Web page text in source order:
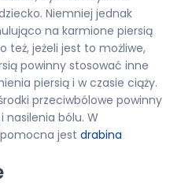
Niemniej jednak
na karmione piersią
też, jeżeli jest to możliwe,
powinny stosować inne
piersią i w czasie ciąży.
przeciwbólowe powinny
nasilenia bólu. W
jest drabina